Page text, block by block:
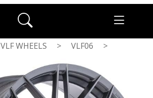
VLF WHEELS > VLF06
>